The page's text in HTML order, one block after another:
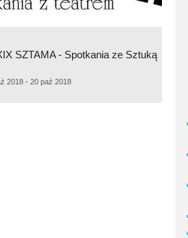
SZTAMA - Spotkania ze Sztuką
2018 - 20 paź 2018